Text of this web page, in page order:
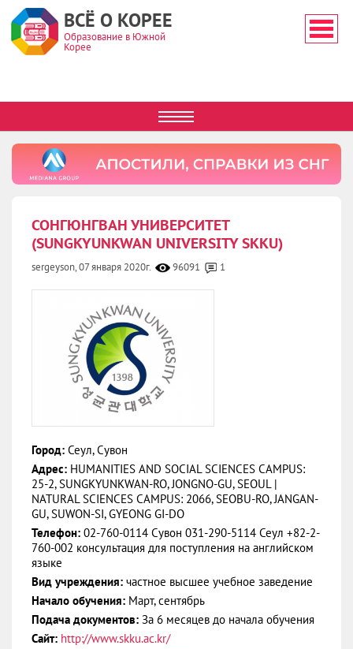
ВСЁ О КОРЕЕ
Образование в Южной
Корее
СОНГЮНГВАН УНИВЕРСИТЕТ
(SUNGKYUNKWAN UNIVERSITY SKKU)
sergeyson,07 января 2020г. 96091 1
Город: Сеул, Сувон
Адрес: HUMANITIES AND SOCIAL SCIENCES CAMPUS:
25-2, SUNGKYUNKWAN-RO, JONGNO-GU, SEOUL |
NATURAL SCIENCES CAMPUS: 2066, SEOBU-RO, JANGAN-
GU, SUWON-SI, GYEONG GI-DO
Телефон: 02-760-0114 Сувон 031-290-5114 Сеул +82-2-
760-002 консультация для поступления на английском
языке
Вид учреждения: частное высшее учебное заведение
Начало обучения: Март, сентябрь
Подача документов: За 6 месяцев до начала обучения
Сайт: http://www.skku.ac.kr/